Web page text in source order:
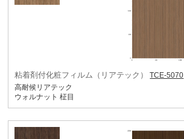
粘着剤付化粧フィルム（リアテック）
TCE-5070
高耐候リアテック
ウォルナット 柾目